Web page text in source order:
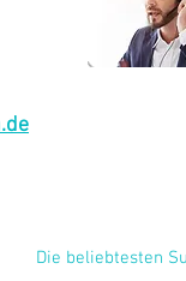
Die beliebtesten